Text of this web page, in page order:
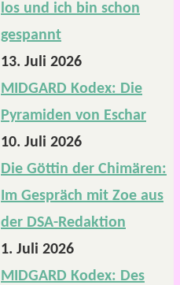
los und ich bin schon
gespannt
13. Juli 2026
MIDGARD Kodex: Die
Pyramiden von Eschar
10. Juli 2026
Die Göttin der Chimären:
Im Gespräch mit Zoe aus
der DSA-Redaktion
1. Juli 2026
MIDGARD Kodex: Des